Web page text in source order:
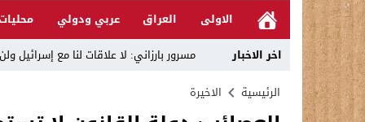
الاولى العراق عربي ودولي
اخر الاخبار
مسرور بارزاني: لا علاقات لنا مع إسرائيل
أي هجوم على دولة يعد عدواناً على
الرئيسية الاخيرة